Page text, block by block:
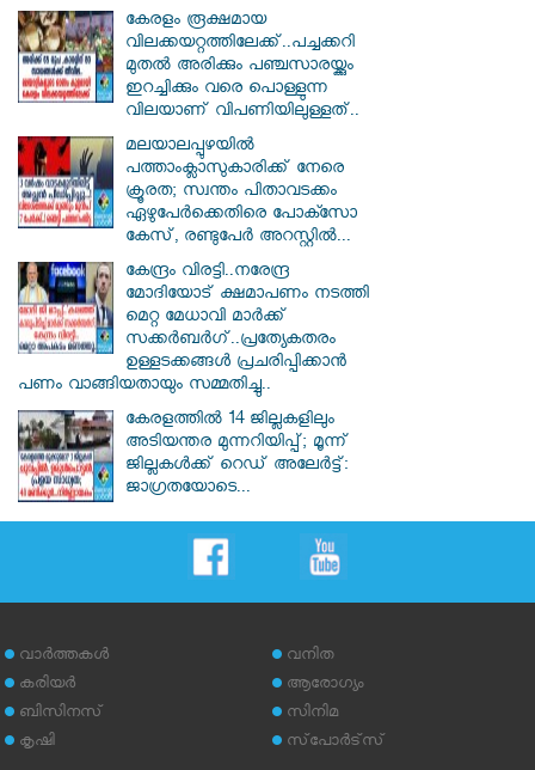
കേരളം രൂക്ഷമായ
വിലക്കയറ്റത്തിലേക്ക്..പച്ചക്കറി
മുതൽ അരിക്കും പഞ്ചസാരയ്ക്കും
ഇറച്ചിക്കും വരെ പൊള്ളുന്ന
വിലയാണ് വിപണിയിലുള്ളത്..
മലയാലപ്പുഴയിൽ
പത്താംക്ലാസുകാരിക്ക് നേരെ
ക്രൂരത; സ്വന്തം പിതാവടക്കം
ഏഴുപേർക്കെതിരെ പോക്സോ
കേസ്, രണ്ടുപേർ അറസ്റ്റിൽ...
കേന്ദ്രം വിരട്ടി..നരേന്ദ്ര
മോദിയോട് ക്ഷമാപണം നടത്തി
മെറ്റ മേധാവി മാർക്ക്
സക്കർബർ​ഗ്..പ്രത്യേകതരം
ഉള്ളടക്കങ്ങൾ പ്രചരിപ്പിക്കാൻ
പണം വാങ്ങിയതായും സമ്മതിച്ചു..
കേരളത്തിൽ 14 ജില്ലകളിലും
അടിയന്തര മുന്നറിയിപ്പ്; മൂന്ന്
ജില്ലകൾക്ക് റെഡ് അലേർട്ട്:
ജാഗ്രതയോടെ...
വാര്‍ത്തകള്‍
കരിയര്‍
ബിസിനസ്
കൃഷി
വനിത
ആരോഗ്യം
സിനിമ
സ്‌പോര്‍ട്‌സ്